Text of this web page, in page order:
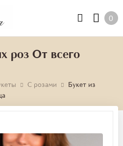
0
роз От всего
С розами
Букет из